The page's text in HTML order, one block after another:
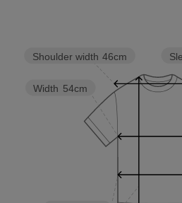
Width 54cm
Shoulder width 46cm